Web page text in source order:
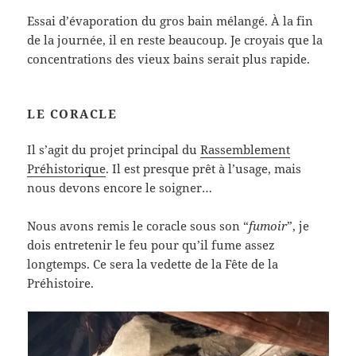
Essai d’évaporation du gros bain mélangé. À la fin
de la journée, il en reste beaucoup. Je croyais que la
concentrations des vieux bains serait plus rapide.
LE CORACLE
Il s’agit du projet principal duRassemblement
Préhistorique. Il est presque prêt à l’usage, mais
nous devons encore le soigner…
Nous avons remis le coracle sous son “fumoir”, je
dois entretenir le feu pour qu’il fume assez
longtemps. Ce sera la vedette de la Fête de la
Préhistoire.